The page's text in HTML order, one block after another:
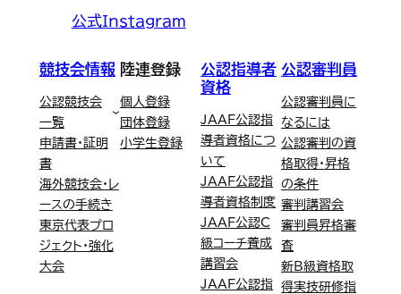
公式Instagram
競技会情報
公認競技会
一覧
申請書・証明
書
海外競技会・レ
ースの手続き
東京代表プロ
ジェクト・強化
大会
陸連登録
個人登録
団体登録
小学生登録
公認指導者
資格
JAAF公認指
導者資格につ
いて
JAAF公認指
導者資格制度
JAAF公認C
級コーチ養成
講習会
JAAF公認指
公認審判員
公認審判員に
なるには
公認審判の資
格取得・昇格
の条件
審判講習会
審判員昇格審
査
新B級資格取
得実技研修指